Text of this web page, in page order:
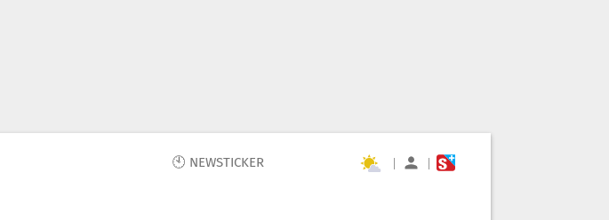
🕙 NEWSTICKER | |